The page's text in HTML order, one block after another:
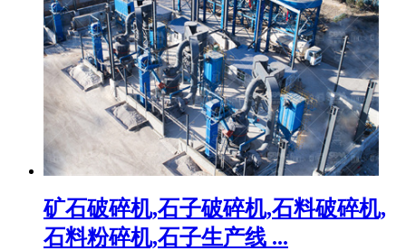
矿石破碎机,石子破碎机,石料破碎机,
石料粉碎机,石子生产线 ...